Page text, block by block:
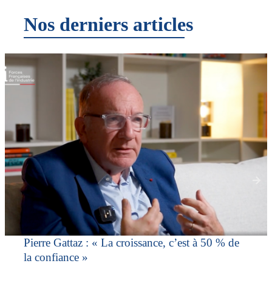
Nos derniers articles
Pierre Gattaz : « La croissance, c’est à 50 % de
la confiance »